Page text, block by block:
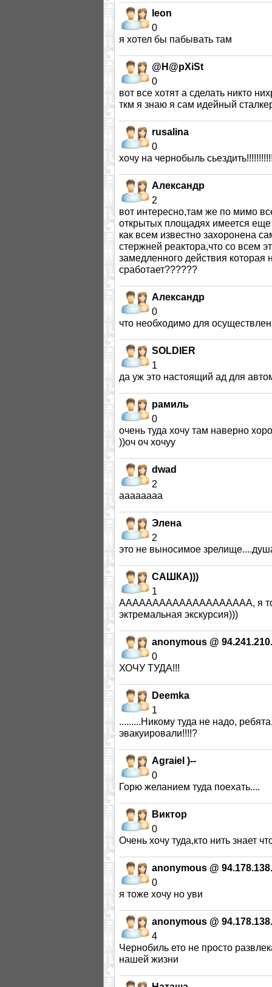
leon
0
я хотел бы пабывать там
@H@pXiSt
0
вот все хотят а сделать никто
ткм я знаю я сам идейный
rusalina
0
хочу на чернобыль
Александр
2
вот интересно,там же по мимо
открытых площадях имеется
как всем известно захоронена
стержней реактора,что со всем
замедленного действия
сработает??????
Александр
0
что необходимо для
SOLDIER
1
да уж это настоящий ад для
рамиль
0
очень туда хочу там наверно
))оч оч хочуу
dwad
2
аааааааа
Элена
2
это не выносимое
САШКА)))
1
АААААААААААААААААААА, я
эктремальная экскурсия)))
anonymous @
0
ХОЧУ ТУДА!!!
Deemka
1
.........Никому туда не надо,
эвакуировали!!!!?
Agraiel )--
0
Горю желанием туда поехать....
Виктор
0
Очень хочу туда,кто нить знает
anonymous @
0
я тоже хочу но уви
anonymous @
4
Чернобиль ето не просто
нашей жизни